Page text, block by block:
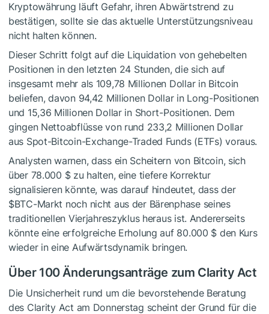
Kryptowährung läuft Gefahr, ihren Abwärtstrend zu
bestätigen, sollte sie das aktuelle Unterstützungsniveau
nicht halten können.
Dieser Schritt folgt auf die Liquidation von gehebelten
Positionen in den letzten 24 Stunden, die sich auf
insgesamt mehr als 109,78 Millionen Dollar in Bitcoin
beliefen, davon 94,42 Millionen Dollar in Long-Positionen
und 15,36 Millionen Dollar in Short-Positionen. Dem
gingen Nettoabflüsse von rund 233,2 Millionen Dollar
aus Spot-Bitcoin-Exchange-Traded Funds (ETFs) voraus.
Analysten warnen, dass ein Scheitern von Bitcoin, sich
über 78.000 $ zu halten, eine tiefere Korrektur
signalisieren könnte, was darauf hindeutet, dass der
$BTC-Markt noch nicht aus der Bärenphase seines
traditionellen Vierjahreszyklus heraus ist. Andererseits
könnte eine erfolgreiche Erholung auf 80.000 $ den Kurs
wieder in eine Aufwärtsdynamik bringen.
Über 100 Änderungsanträge zum Clarity Act
Die Unsicherheit rund um die bevorstehende Beratung
des Clarity Act am Donnerstag scheint der Grund für die